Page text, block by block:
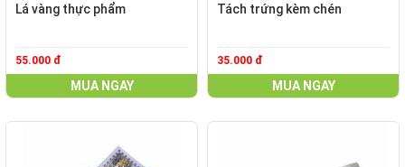
Lá vàng thực phẩm
55.000 đ
MUA NGAY
Tách trứng kèm chén
35.000 đ
MUA NGAY